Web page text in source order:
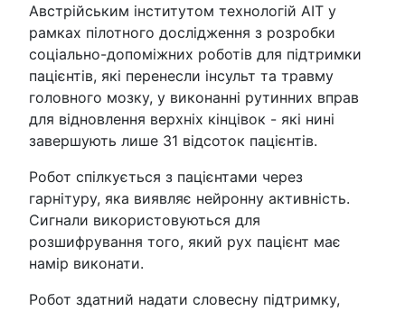
Австрійським інститутом технологій AIT у
рамках пілотного дослідження з розробки
соціально-допоміжних роботів для підтримки
пацієнтів, які перенесли інсульт та травму
головного мозку, у виконанні рутинних вправ
для відновлення верхніх кінцівок - які нині
завершують лише 31 відсоток пацієнтів.
Робот спілкується з пацієнтами через
гарнітуру, яка виявляє нейронну активність.
Сигнали використовуються для
розшифрування того, який рух пацієнт має
намір виконати.
Робот здатний надати словесну підтримку,